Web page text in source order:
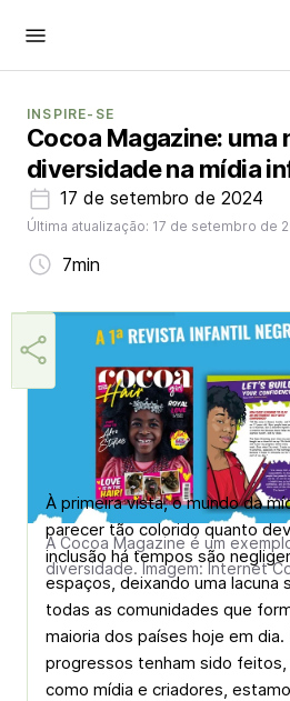
INSPIRE-SE
Cocoa Magazine: uma
diversidade na mídia
17 de setembro de 2024
Última atualização: 17 de setembro de
7min
A Cocoa Magazine é um
diversidade. Imagem: Internet
Lulu Skantze
À primeira vista, o mundo da
parecer tão colorido quanto
inclusão há tempos são
espaços, deixando uma lacuna
todas as comunidades que
maioria dos países hoje em dia.
progressos tenham sido feitos,
como mídia e criadores,